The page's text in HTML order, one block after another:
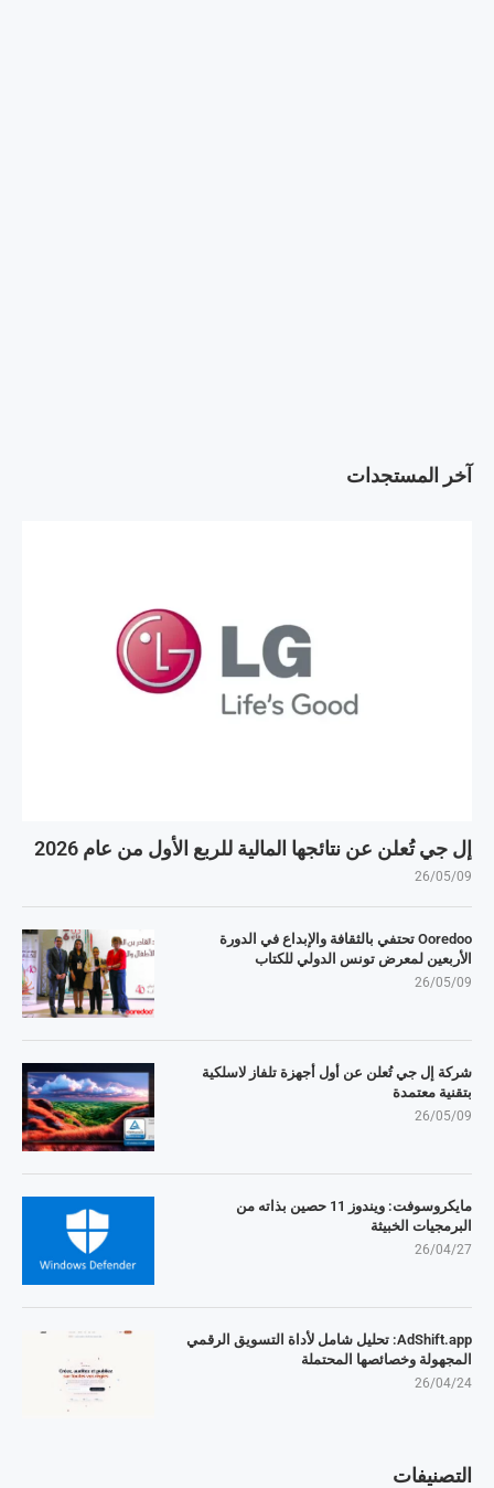
آخر المستجدات
إل جي تُعلن عن نتائجها المالية للربع الأول من عام 2026
26/05/09
Ooredoo تحتفي بالثقافة والإبداع في الدورة
الأربعين لمعرض تونس الدولي للكتاب
26/05/09
شركة إل جي تُعلن عن أول أجهزة تلفاز لاسلكية
بتقنية معتمدة
26/05/09
مايكروسوفت: ويندوز 11 حصين بذاته من
البرمجيات الخبيثة
26/04/27
AdShift.app: تحليل شامل لأداة التسويق الرقمي
المجهولة وخصائصها المحتملة
26/04/24
التصنيفات